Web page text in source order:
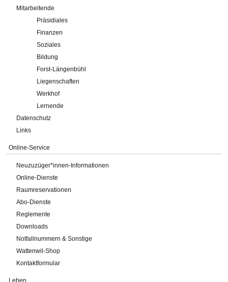
Mitarbeitende
Präsidiales
Finanzen
Soziales
Bildung
Forst-Längenbühl
Liegenschaften
Werkhof
Lernende
Datenschutz
Links
Online-Service
Neuzuzüger*innen-Informationen
Online-Dienste
Raumreservationen
Abo-Dienste
Reglemente
Downloads
Notfallnummern & Sonstige
Wattenwil-Shop
Kontaktformular
Leben